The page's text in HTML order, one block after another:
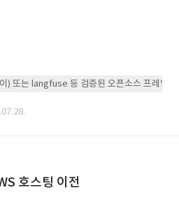
) 또는 langfuse 등 검증된 오픈소스 프레임워
호스팅 이전